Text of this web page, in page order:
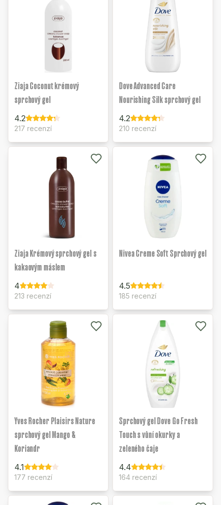
Ziaja Coconut krémový
sprchový gel
4.2
217 recenzí
Dove Advanced Care
Nourishing Silk sprchový gel
4.2
210 recenzí
Ziaja Krémový sprchový gel s
kakaovým máslem
4
213 recenzí
Nivea Creme Soft Sprchový gel
4.5
185 recenzí
Yves Rocher Plaisirs Nature
sprchový gel Mango &
Koriandr
4.1
177 recenzí
Sprchový gel Dove Go Fresh
Touch s vůní okurky a
zeleného čaje
4.4
164 recenzí